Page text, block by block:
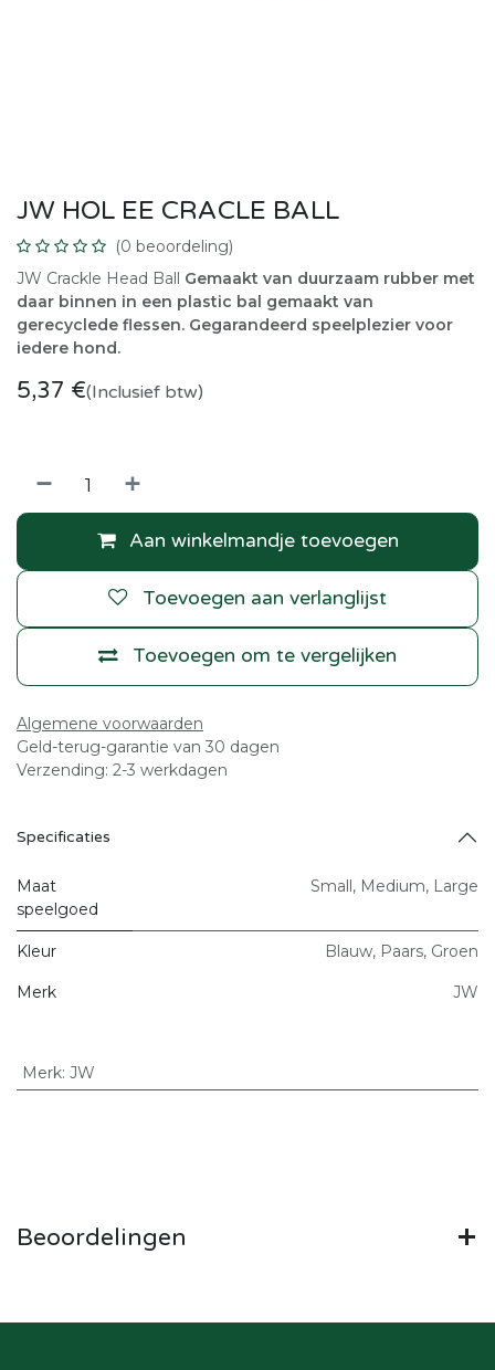
JW HOL EE CRACLE BALL
(0 beoordeling)
JW Crackle Head Ball Gemaakt van duurzaam rubber met
daar binnen in een plastic bal gemaakt van
gerecyclede flessen. Gegarandeerd speelplezier voor
iedere hond.
5,37 €(Inclusief btw)
Aan winkelmandje toevoegen
Toevoegen om te vergelijken
Toevoegen aan verlanglijst
Algemene voorwaarden
Geld-terug-garantie van 30 dagen
Verzending: 2-3 werkdagen
Specificaties
Maat
speelgoed
Small, Medium, Large
Kleur Blauw, Paars, Groen
Merk JW
Merk: JW
Beoordelingen